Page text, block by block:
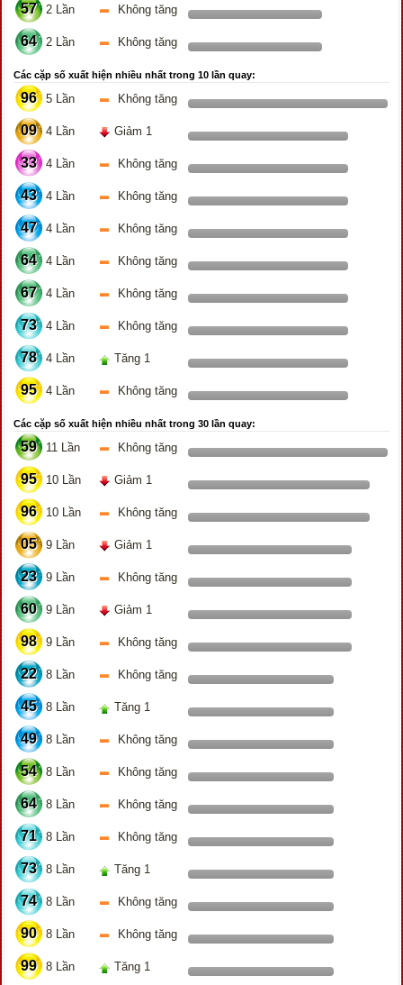
57 2 Lần Không tăng
64 2 Lần Không tăng
Các cặp số xuất hiện nhiều nhất trong 10 lần quay:
96 5 Lần Không tăng
09 4 Lần Giảm 1
33 4 Lần Không tăng
43 4 Lần Không tăng
47 4 Lần Không tăng
64 4 Lần Không tăng
67 4 Lần Không tăng
73 4 Lần Không tăng
78 4 Lần Tăng 1
95 4 Lần Không tăng
Các cặp số xuất hiện nhiều nhất trong 30 lần quay:
59 11 Lần Không tăng
95 10 Lần Giảm 1
96 10 Lần Không tăng
05 9 Lần Giảm 1
23 9 Lần Không tăng
60 9 Lần Giảm 1
98 9 Lần Không tăng
22 8 Lần Không tăng
45 8 Lần Tăng 1
49 8 Lần Không tăng
54 8 Lần Không tăng
64 8 Lần Không tăng
71 8 Lần Không tăng
73 8 Lần Tăng 1
74 8 Lần Không tăng
90 8 Lần Không tăng
99 8 Lần Tăng 1